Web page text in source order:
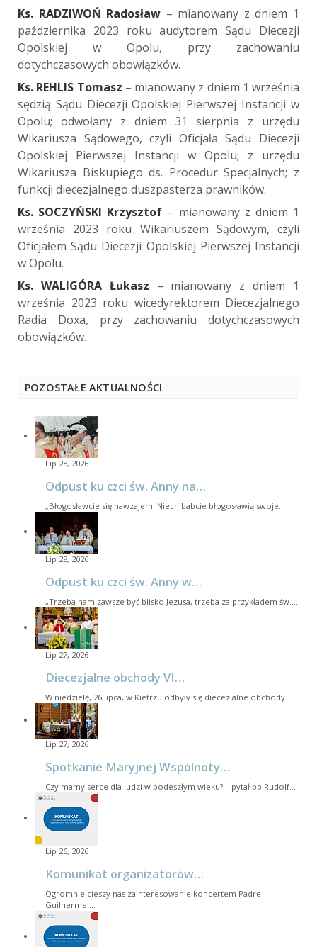
Ks. RADZIWOŃ Radosław – mianowany z dniem 1
października 2023 roku audytorem Sądu Diecezji
Opolskiej w Opolu, przy zachowaniu
dotychczasowych obowiązków.
Ks. REHLIS Tomasz – mianowany z dniem 1 września
sędzią Sądu Diecezji Opolskiej Pierwszej Instancji w
Opolu; odwołany z dniem 31 sierpnia z urzędu
Wikariusza Sądowego, czyli Oficjała Sądu Diecezji
Opolskiej Pierwszej Instancji w Opolu; z urzędu
Wikariusza Biskupiego ds. Procedur Specjalnych; z
funkcji diecezjalnego duszpasterza prawników.
Ks. SOCZYŃSKI Krzysztof – mianowany z dniem 1
września 2023 roku Wikariuszem Sądowym, czyli
Oficjałem Sądu Diecezji Opolskiej Pierwszej Instancji
w Opolu.
Ks. WALIGÓRA Łukasz – mianowany z dniem 1
września 2023 roku wicedyrektorem Diecezjalnego
Radia Doxa, przy zachowaniu dotychczasowych
obowiązków.
POZOSTAŁE AKTUALNOŚCI
Lip 28, 2026
Odpust ku czci św. Anny na…
„Błogosławcie się nawzajem. Niech babcie błogosławią swoje…
Lip 28, 2026
Odpust ku czci św. Anny w…
„Trzeba nam zawsze być blisko Jezusa, trzeba za przykładem św.…
Lip 27, 2026
Diecezjalne obchody VI…
W niedzielę, 26 lipca, w Kietrzu odbyły się diecezjalne obchody…
Lip 27, 2026
Spotkanie Maryjnej Wspólnoty…
Czy mamy serce dla ludzi w podeszłym wieku? – pytał bp Rudolf…
Lip 26, 2026
Komunikat organizatorów…
Ogromnie cieszy nas zainteresowanie koncertem Padre
Guilherme.…